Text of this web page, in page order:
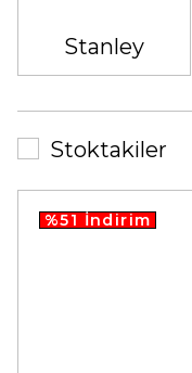
Stanley
Stoktakiler
%51 İndirim